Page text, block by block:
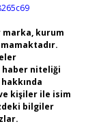
kurum
haber niteliği
kişiler ile isim
bilgiler